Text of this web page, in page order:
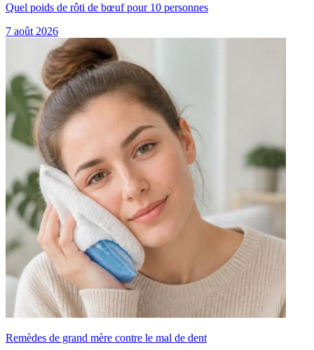
Quel poids de rôti de bœuf pour 10 personnes
7 août 2026
Remèdes de grand mère contre le mal de dent